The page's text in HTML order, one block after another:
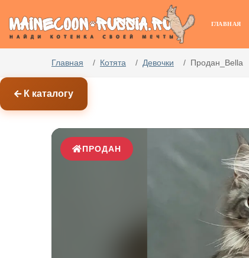
ГЛАВНАЯ
Главная Котята Девочки Продан_Bella
К каталогу
ПРОДАН